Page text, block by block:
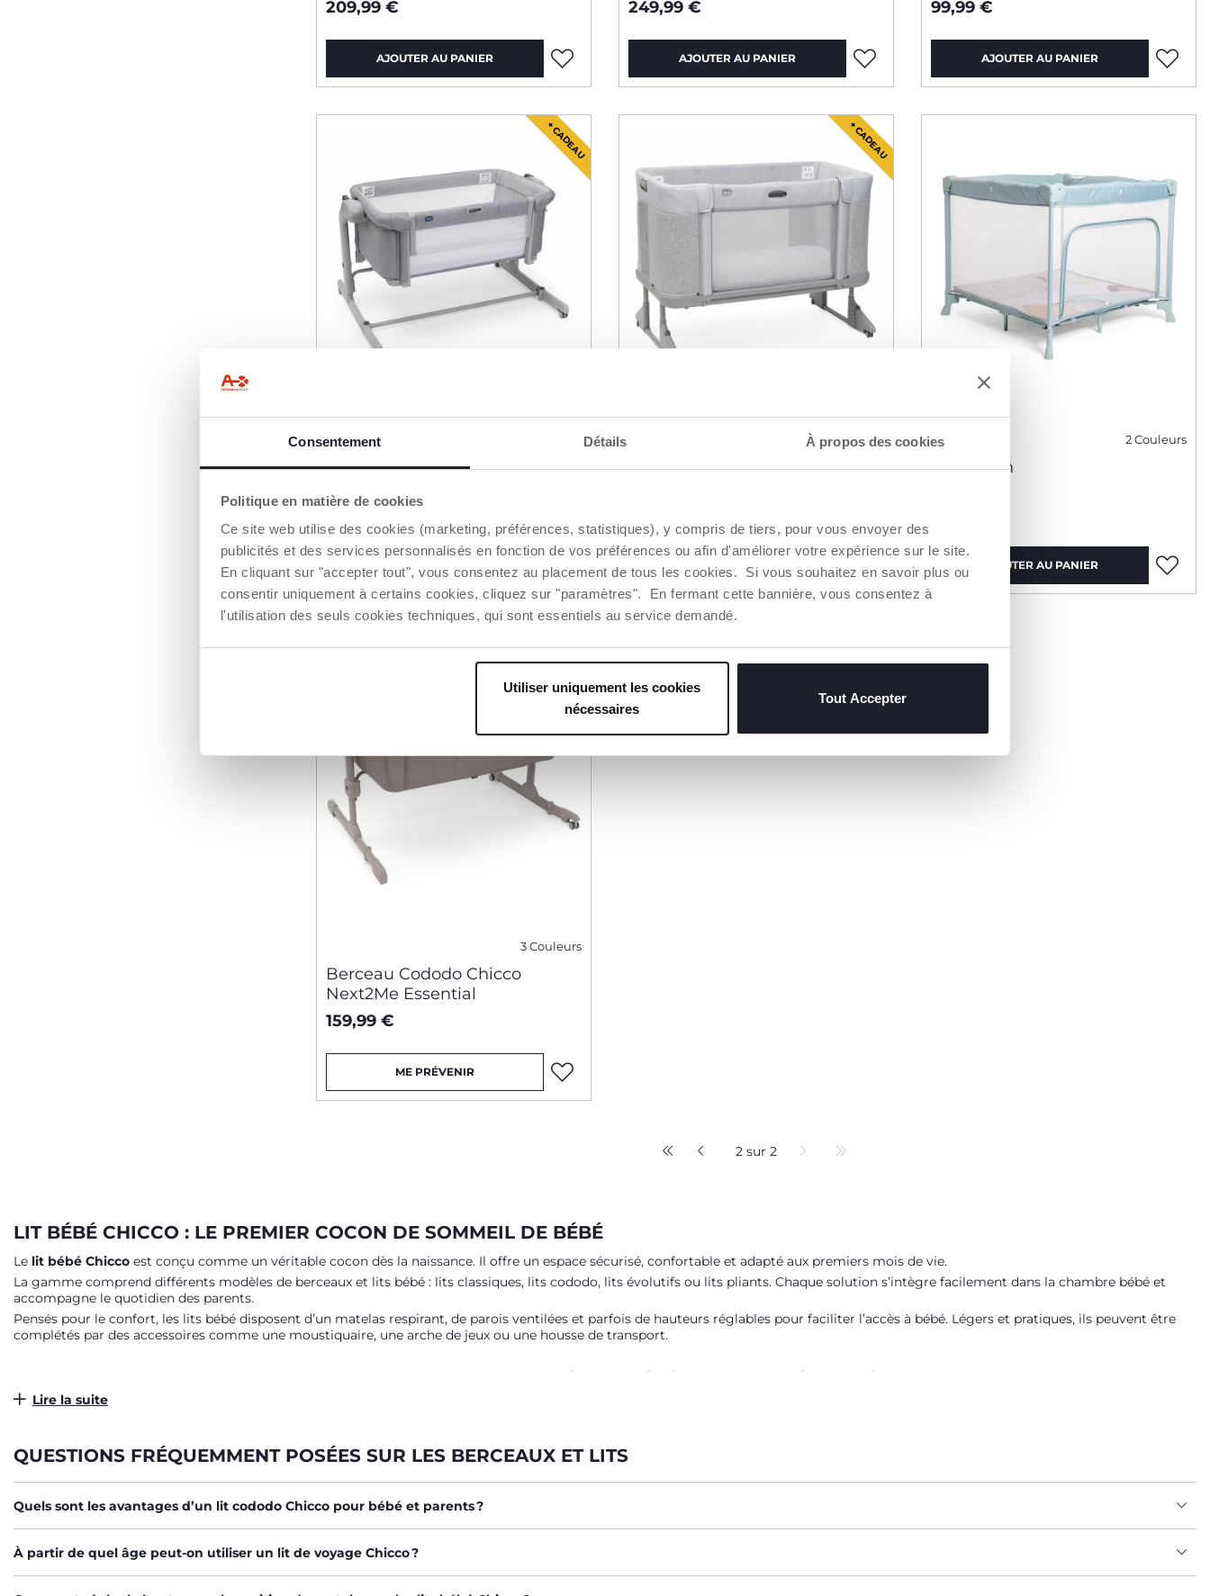
Consentement Détails À propos des cookies
Politique en matière de cookies
Ce site web utilise des cookies (marketing, préférences, statistiques), y compris de tiers, pour vous envoyer des
publicités et des services personnalisés en fonction de vos préférences ou afin d'améliorer votre expérience sur le site.
En cliquant sur "accepter tout", vous consentez au placement de tous les cookies. Si vous souhaitez en savoir plus ou
consentir uniquement à certains cookies, cliquez sur "paramètres". En fermant cette bannière, vous consentez à
l'utilisation des seuls cookies techniques, qui sont essentiels au service demandé.
Utiliser uniquement les cookies
nécessaires
Tout Accepter
209,99 €
AJOUTER AU PANIER
249,99 €
AJOUTER AU PANIER
99,99 €
AJOUTER AU PANIER
+ CADEAU
Berceau Cododo Chicco
AJOUTER AU PANIER
+ CADEAU
3 Couleurs
Berceau Cododo Chicco
AJOUTER AU PANIER
2 Couleurs
Parc open
AJOUTER AU PANIER
+ CADEAU
ÉPUISÉ
3 Couleurs
Berceau Cododo Chicco
Next2Me Essential
159,99 €
ME PRÉVENIR
2 sur 2
LIT BÉBÉ CHICCO : LE PREMIER COCON DE SOMMEIL DE BÉBÉ
Le lit bébé Chicco est conçu comme un véritable cocon dès la naissance. Il offre un espace sécurisé, confortable et adapté aux premiers mois de vie.
La gamme comprend différents modèles de berceaux et lits bébé : lits classiques, lits cododo, lits évolutifs ou lits pliants. Chaque solution s’intègre facilement dans la chambre bébé et
accompagne le quotidien des parents.
Pensés pour le confort, les lits bébé disposent d’un matelas respirant, de parois ventilées et parfois de hauteurs réglables pour faciliter l’accès à bébé. Légers et pratiques, ils peuvent être
complétés par des accessoires comme une moustiquaire, une arche de jeux ou une housse de transport.
Le berceau cododo
Évolutif, il peut aussi être utilisé comme lit bébé indépendant. Grâce à sa structure légère, ses roues et son système pliable, il est facile à déplacer dans la maison et accompagne la
croissance de bébé.
LIT DE VOYAGE BÉBÉ : UN BERCEAU NOMADE POUR TOUTES LES AVENTURES
week-end.
Ce type de lit bébé offre un confort proche d’unberceau classiquegrâce à son matelas intégré et ses parois respirantes.
Lire la suite
QUESTIONS FRÉQUEMMENT POSÉES SUR LES BERCEAUX ET LITS
Quels sont les avantages d’un lit cododo Chicco pour bébé et parents ?
À partir de quel âge peut-on utiliser un lit de voyage Chicco ?